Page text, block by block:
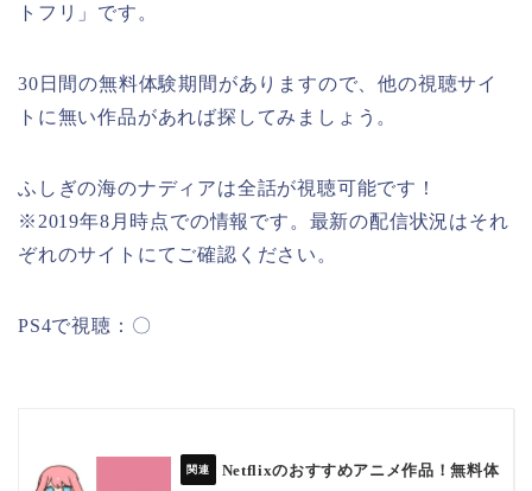
トフリ」です。
30日間の無料体験期間がありますので、他の視聴サイ
トに無い作品があれば探してみましょう。
ふしぎの海のナディアは全話が視聴可能です！
※2019年8月時点での情報です。最新の配信状況はそれ
ぞれのサイトにてご確認ください。
PS4で視聴：〇
Netflixのおすすめアニメ作品！無料体